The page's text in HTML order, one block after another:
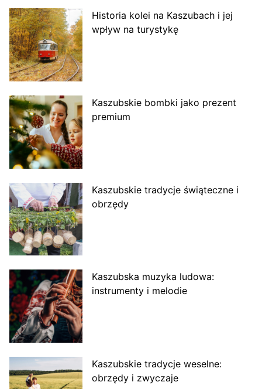
Historia kolei na Kaszubach i jej
wpływ na turystykę
Kaszubskie bombki jako prezent
premium
Kaszubskie tradycje świąteczne i
obrzędy
Kaszubska muzyka ludowa:
instrumenty i melodie
Kaszubskie tradycje weselne:
obrzędy i zwyczaje